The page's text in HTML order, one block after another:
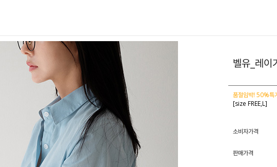
벨유_레이
품절임박! 50%특
[size FREE,L]
소비자가격
판매가격